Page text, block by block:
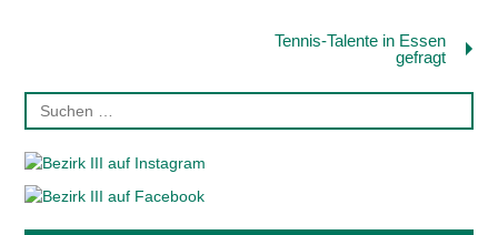
Tennis-Talente in Essen
gefragt